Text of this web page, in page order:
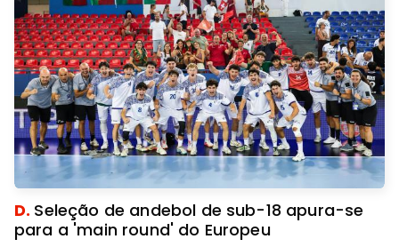
D. Seleção de andebol de sub-18 apura-se
para a 'main round' do Europeu